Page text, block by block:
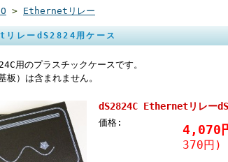
> Ethernetリレー
レーdS2824用ケース
用のプラスチックケースです。
板）は含まれません。
dS2824C Ethernetリレー
価格: 4,070
370円)